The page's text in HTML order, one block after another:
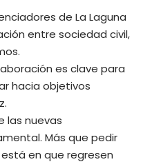
de La Laguna
entre sociedad civil,
es clave para
hacia objetivos
las nuevas
Más que pedir
en que regresen